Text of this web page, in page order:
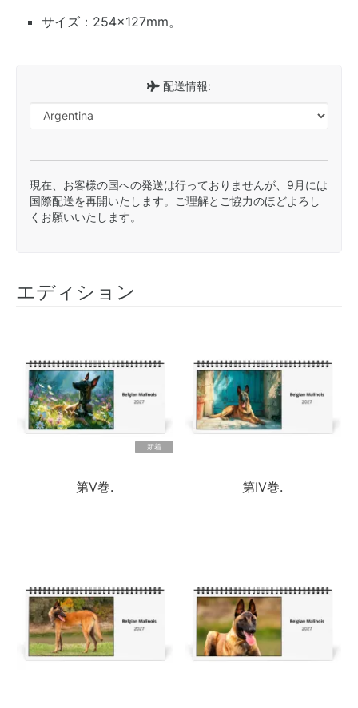
サイズ：254×127mm。
配送情報:
現在、お客様の国への発送は行っておりませんが、9月には
国際配送を再開いたします。ご理解とご協力のほどよろし
くお願いいたします。
エディション
新着
第V巻. 第IV巻.